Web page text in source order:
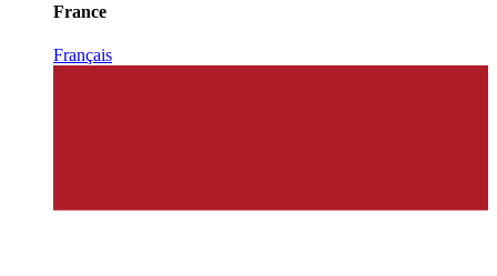
France
Français